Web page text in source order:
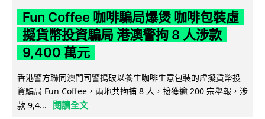
Fun Coffee 咖啡騙局爆煲 咖啡包裝虛
擬貨幣投資騙局 港澳警拘 8 人涉款
9,400 萬元
香港警方聯同澳門司警搗破以養生咖啡生意包裝的虛擬貨幣投
資騙局 Fun Coffee，兩地共拘捕 8 人，接獲逾 200 宗舉報，涉
款 9,4...
閱讀全文